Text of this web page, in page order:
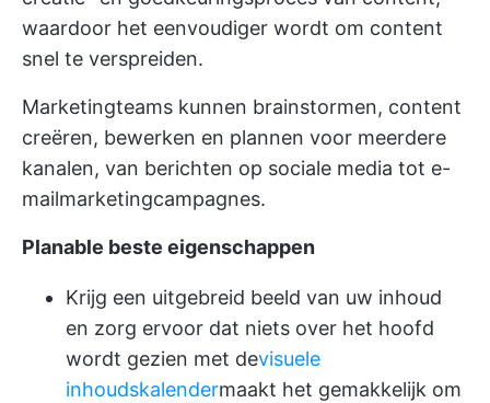
waardoor het eenvoudiger wordt om content
snel te verspreiden.
Marketingteams kunnen brainstormen, content
creëren, bewerken en plannen voor meerdere
kanalen, van berichten op sociale media tot e-
mailmarketingcampagnes.
Planable beste eigenschappen
Krijg een uitgebreid beeld van uw inhoud
en zorg ervoor dat niets over het hoofd
wordt gezien met devisuele
inhoudskalendermaakt het gemakkelijk om